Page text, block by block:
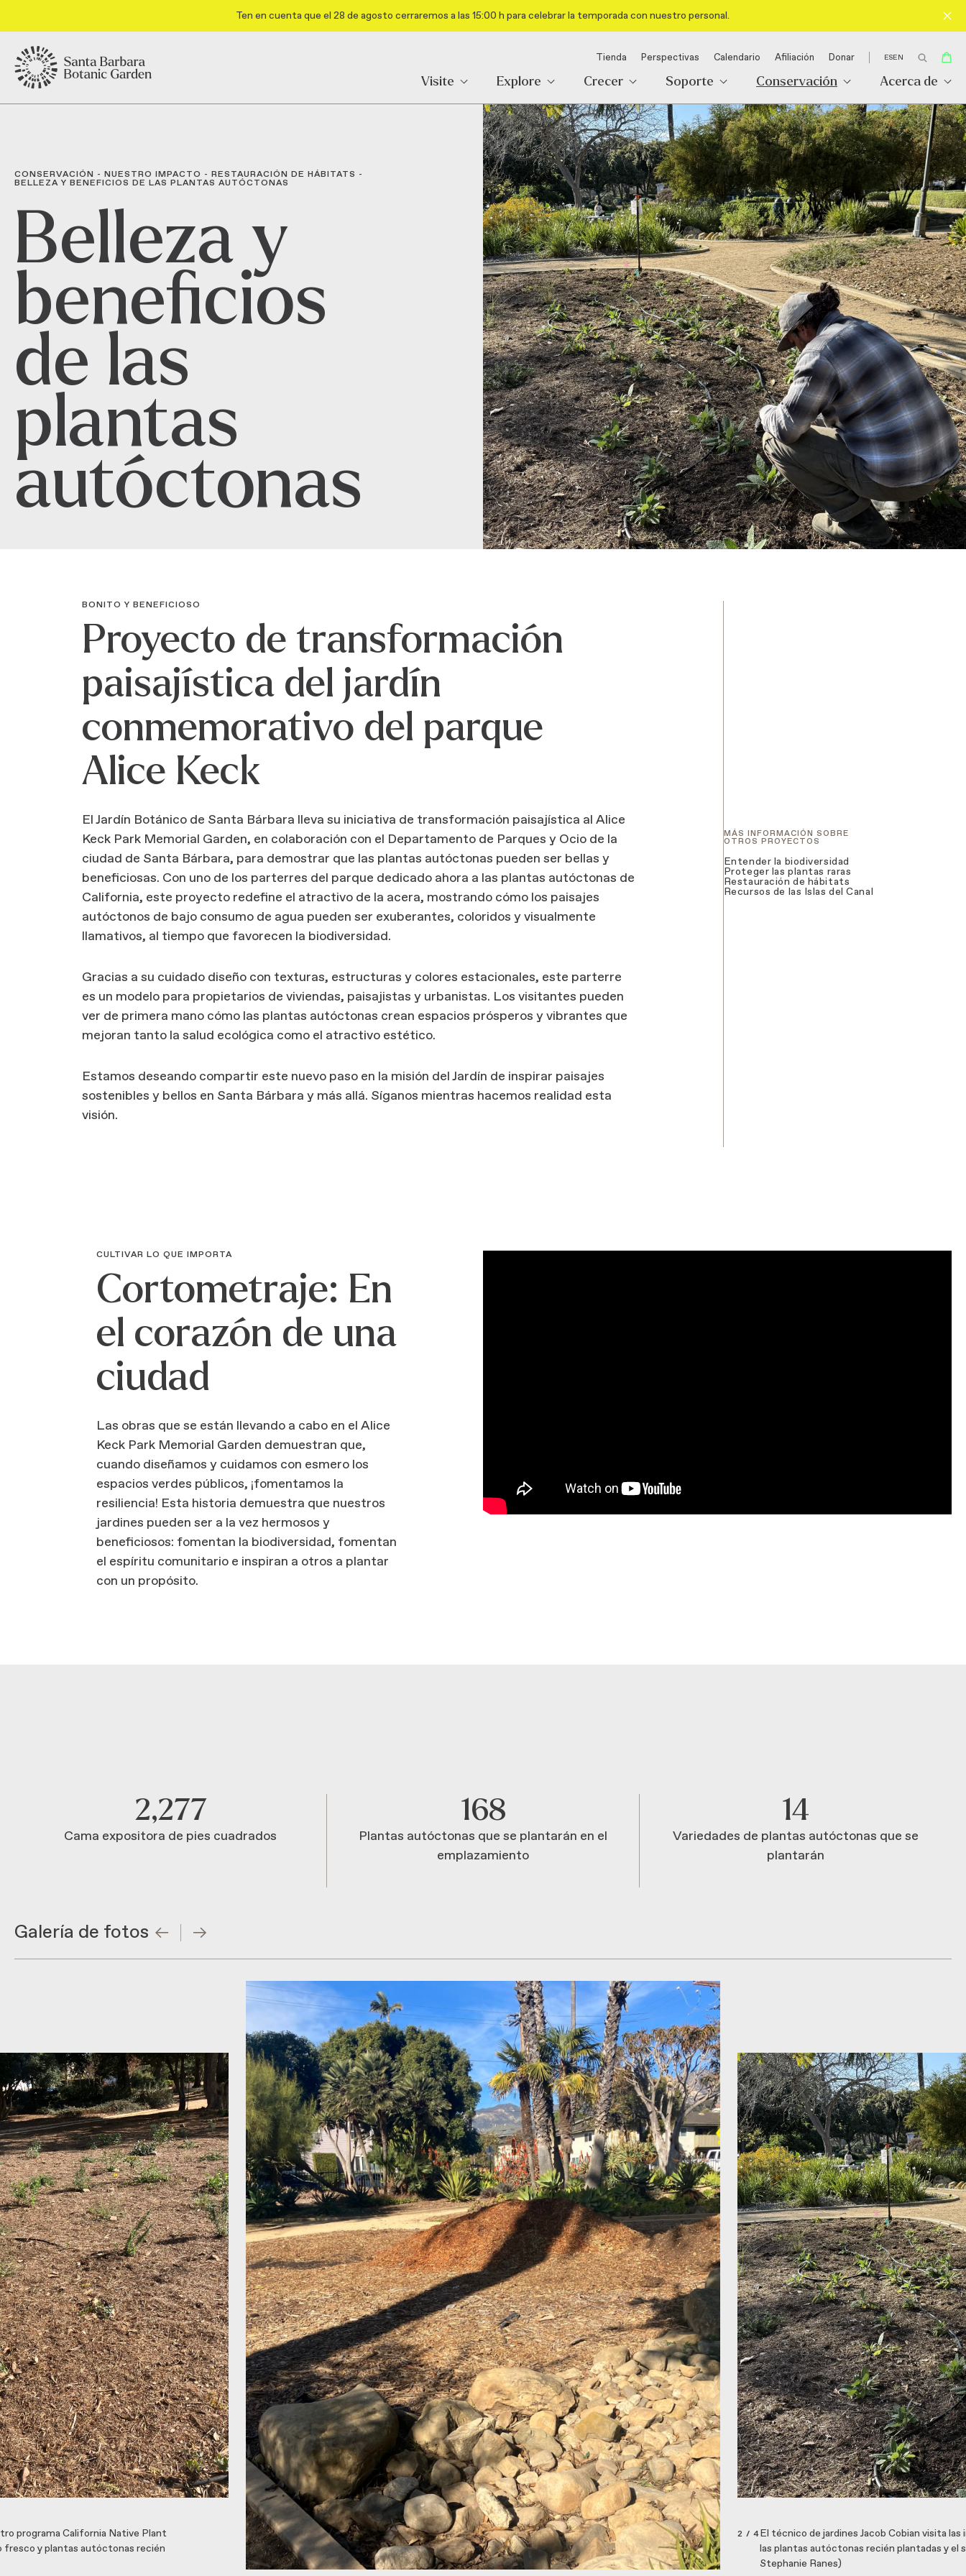
Ten en cuenta que el 28 de agosto cerraremos a las 15:00 h para celebrar la temporada con nuestro personal.
Tienda Perspectivas Calendario Afiliación Donar ESEN
Visite Explore Crecer Soporte Conservación Acerca de
CONSERVACIÓN - NUESTRO IMPACTO - RESTAURACIÓN DE HÁBITATS -
BELLEZA Y BENEFICIOS DE LAS PLANTAS AUTÓCTONAS
Belleza y
beneficios
de las
plantas
autóctonas
BONITO Y BENEFICIOSO
Proyecto de transformación
paisajística del jardín
conmemorativo del parque
Alice Keck
El Jardín Botánico de Santa Bárbara lleva su iniciativa de transformación paisajística al Alice
Keck Park Memorial Garden, en colaboración con el Departamento de Parques y Ocio de la
ciudad de Santa Bárbara, para demostrar que las plantas autóctonas pueden ser bellas y
beneficiosas. Con uno de los parterres del parque dedicado ahora a las plantas autóctonas de
California, este proyecto redefine el atractivo de la acera, mostrando cómo los paisajes
autóctonos de bajo consumo de agua pueden ser exuberantes, coloridos y visualmente
llamativos, al tiempo que favorecen la biodiversidad.
Gracias a su cuidado diseño con texturas, estructuras y colores estacionales, este parterre
es un modelo para propietarios de viviendas, paisajistas y urbanistas. Los visitantes pueden
ver de primera mano cómo las plantas autóctonas crean espacios prósperos y vibrantes que
mejoran tanto la salud ecológica como el atractivo estético.
Estamos deseando compartir este nuevo paso en la misión del Jardín de inspirar paisajes
sostenibles y bellos en Santa Bárbara y más allá. Síganos mientras hacemos realidad esta
visión.
MÁS INFORMACIÓN SOBRE
OTROS PROYECTOS
Entender la biodiversidad
Proteger las plantas raras
Restauración de hábitats
Recursos de las Islas del Canal
CULTIVAR LO QUE IMPORTA
Cortometraje: En
el corazón de una
ciudad
Las obras que se están llevando a cabo en el Alice
Keck Park Memorial Garden demuestran que,
cuando diseñamos y cuidamos con esmero los
espacios verdes públicos, ¡fomentamos la
resiliencia! Esta historia demuestra que nuestros
jardines pueden ser a la vez hermosos y
beneficiosos: fomentan la biodiversidad, fomentan
el espíritu comunitario e inspiran a otros a plantar
con un propósito.
2,277
Cama expositora de pies cuadrados
168
Plantas autóctonas que se plantarán en el
emplazamiento
14
Variedades de plantas autóctonas que se
plantarán
Galería de fotos
programa California Native Plant
fresco y plantas autóctonas recién
2 / 4El técnico de jardines Jacob Cobian visita
las plantas autóctonas recién plantadas y el
Stephanie Ranes)